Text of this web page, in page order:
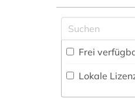
Ethnologie
Geographie
bern (1)
Disziplinäre
Frei
Lokale